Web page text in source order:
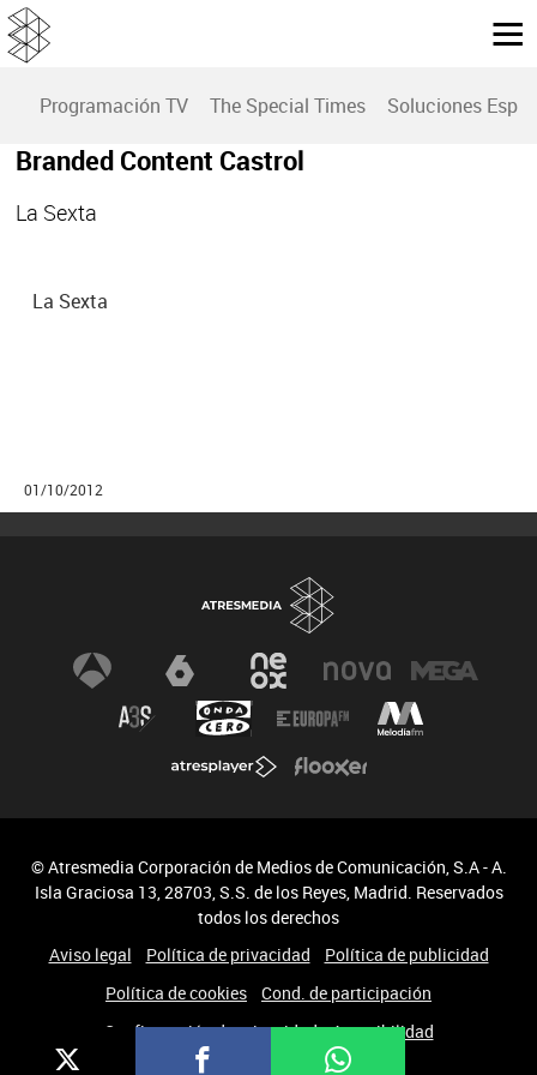
Programación TV The Special Times Soluciones
Branded Content Castrol
La Sexta
La Sexta
01/10/2012
© Atresmedia Corporación de Medios de Comunicación, S.A - A.
Isla Graciosa 13, 28703, S.S. de los Reyes, Madrid. Reservados
todos los derechos
Aviso legal
Política de privacidad
Política de publicidad
Política de cookies
Cond. de participación
Configuración de privacidad
Accesibilidad